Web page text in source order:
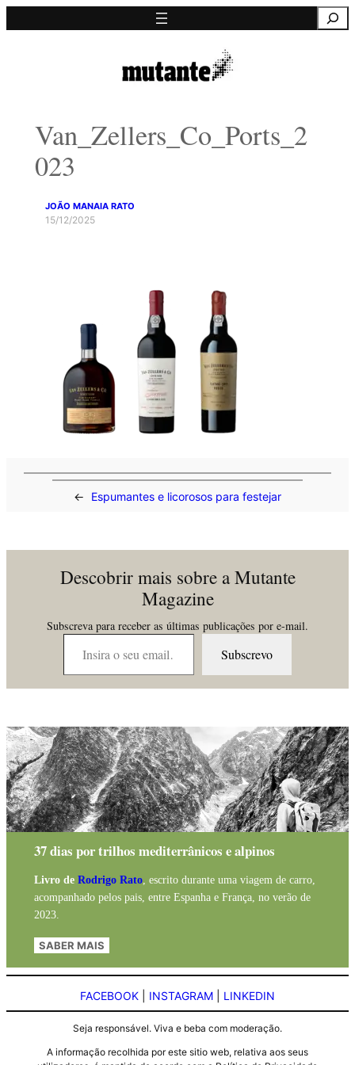
para
Van_Zellers_Co_Ports_2
023
JOÃO MANAIA RATO
15/12/2025
← Espumantes e licorosos para festejar
Descobrir mais sobre a Mutante
Magazine
Subscreva para receber as últimas publicações por e-mail.
Insira o seu email…
Subscrevo
37 dias por trilhos mediterrânicos e alpinos
Livro de Rodrigo Rato, escrito durante uma viagem de carro,
acompanhado pelos pais, entre Espanha e França, no verão de
2023.
SABER MAIS
FACEBOOK INSTAGRAM LINKEDIN
Seja responsável. Viva e beba com moderação.
A informação recolhida por este sitio web, relativa aos seus